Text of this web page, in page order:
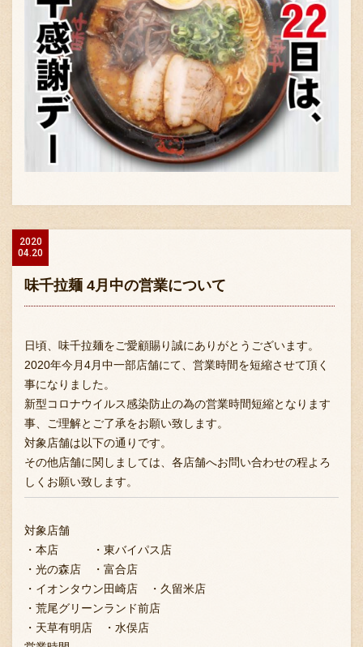
2020
04.20
味千拉麺 4月中の営業について
日頃、味千拉麺をご愛顧賜り誠にありがとうございます。
2020年今月4月中一部店舗にて、営業時間を短縮させて頂く
事になりました。
新型コロナウイルス感染防止の為の営業時間短縮となります
事、ご理解とご了承をお願い致します。
対象店舗は以下の通りです。
その他店舗に関しましては、各店舗へお問い合わせの程よろ
しくお願い致します。
対象店舗
・本店 ・東バイパス店
・光の森店 ・富合店
・イオンタウン田崎店 ・久留米店
・荒尾グリーンランド前店
・天草有明店 ・水俣店